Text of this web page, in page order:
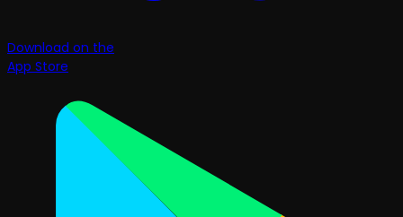
Download on the
App Store